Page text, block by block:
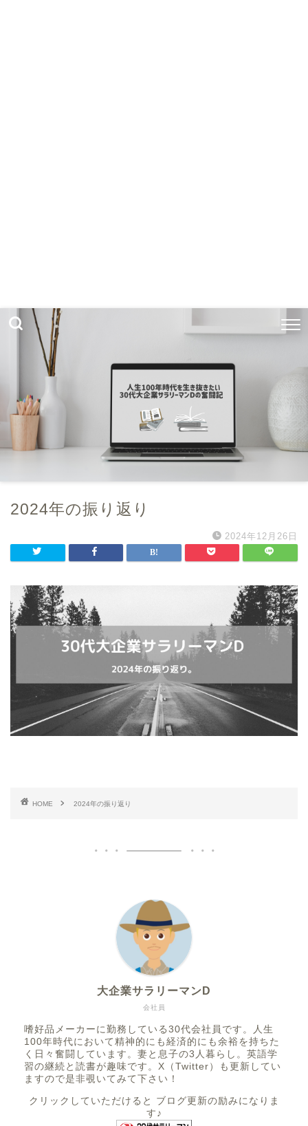
2024年の振り返り
2024年12月26日
HOME 2024年の振り返り
会社員
大企業サラリーマンD
嗜好品メーカーに勤務している30代会社員です。人生
100年時代において精神的にも経済的にも余裕を持ちた
く日々奮闘しています。妻と息子の3人暮らし。英語学
習の継続と読書が趣味です。X（Twitter）も更新してい
ますので是非覗いてみて下さい！
クリックしていただけると ブログ更新の励みになりま
す♪